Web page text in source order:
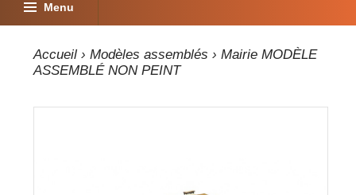
Menu
Accueil ›Modèles assemblés › Mairie MODÈLE
ASSEMBLÉ NON PEINT